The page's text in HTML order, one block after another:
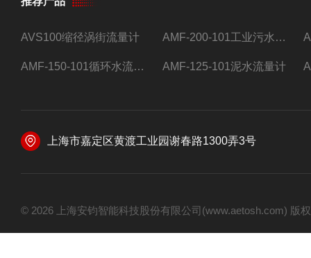
AVS100缩径涡街流量计 AMF-200-101工业污水流量计
AMF-150-101循环水流量计,电磁流量计 AMF-125-101泥水流量计
上海市嘉定区黄渡工业园谢春路1300弄3号
© 2026 上海安钧智能科技股份有限公司(www.aetosh.com)